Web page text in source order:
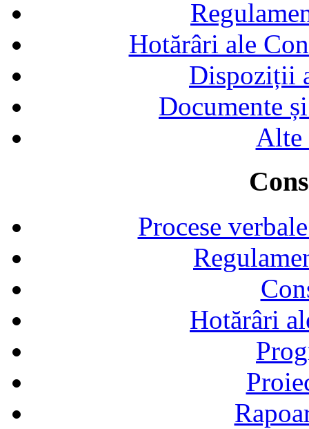
Hotărâri ale
Dispoziții
Documente
Alte
Procese
Hotărâri